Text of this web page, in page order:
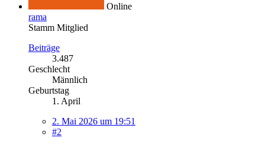
Online
rama
Stamm Mitglied
Beiträge
3.487
Geschlecht
Männlich
Geburtstag
1. April
2. Mai 2026 um 19:51
#2